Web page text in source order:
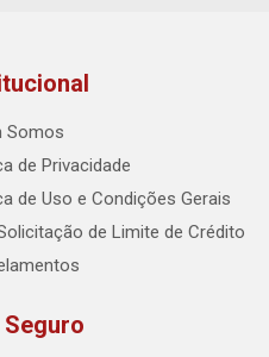
Somos
de Privacidade
de Uso e Condições Gerais
de Limite de Crédito